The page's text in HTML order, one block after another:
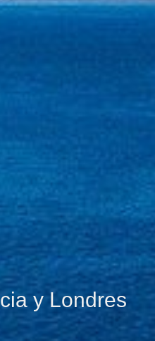
y Londres